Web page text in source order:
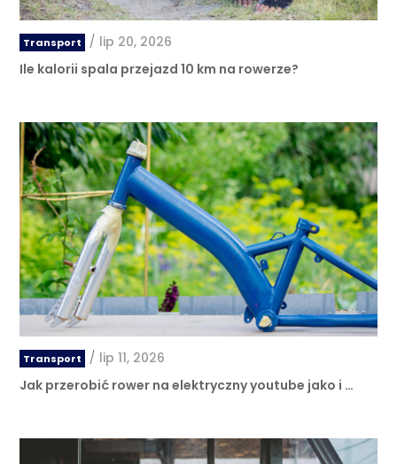
Transport / lip 20, 2026
Ile kalorii spala przejazd 10 km na rowerze?
Transport / lip 11, 2026
Jak przerobić rower na elektryczny youtube jako i …